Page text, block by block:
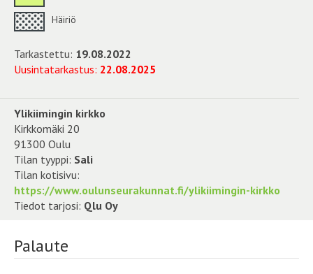
Häiriö
Tarkastettu: 19.08.2022
Uusintatarkastus: 22.08.2025
Ylikiimingin kirkko
Kirkkomäki 20
91300 Oulu
Tilan tyyppi: Sali
Tilan kotisivu:
https://www.oulunseurakunnat.fi/ylikiimingin-kirkko
Tiedot tarjosi: Qlu Oy
Palaute